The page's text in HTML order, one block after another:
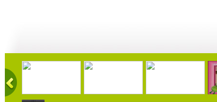
21:58 01:43 02:58